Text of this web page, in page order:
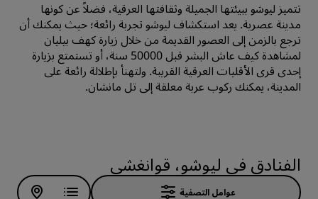
تتميز ليوشو ببيئتها الجميلة وثقافتها العرقية، فضلاً عن كونها
مدينة عصرية. يعد استكشاف ليوشو تجربة رائعة؛ حيث يمكنك أن
ترجع بالزمن إلى العصور القديمة من خلال زيارة كهف بيليان
لمشاهدة كيف عاش البشر قبل 50000 سنة، أو تستمتع بزيارة
إحدى قرى الأقليات العرقية القريبة. ولتهنأ بإطلالة رائعة على
المدينة، يمكنك ركوب عربة معلقة إلى تل مانشان.
الفنادق في ليوشو، قوانغشي
عوامل التصفية